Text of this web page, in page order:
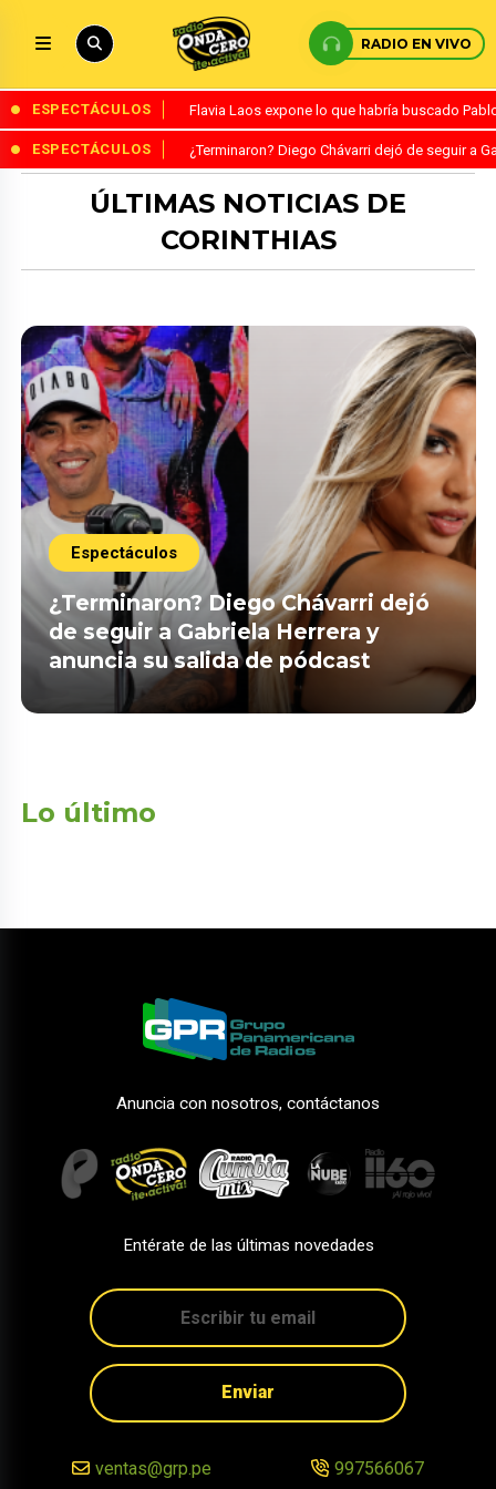
RADIO EN VIVO
ESPECTÁCULOS Flavia Laos expone lo que habría buscado
ESPECTÁCULOS ¿Terminaron? Diego Chávarri dejó de seguir a
ÚLTIMAS NOTICIAS DE
CORINTHIAS
Espectáculos
¿Terminaron? Diego Chávarri dejó
de seguir a Gabriela Herrera y
anuncia su salida de pódcast
Lo último
Anuncia con nosotros, contáctanos
Entérate de las últimas novedades
Enviar
ventas@grp.pe 997566067